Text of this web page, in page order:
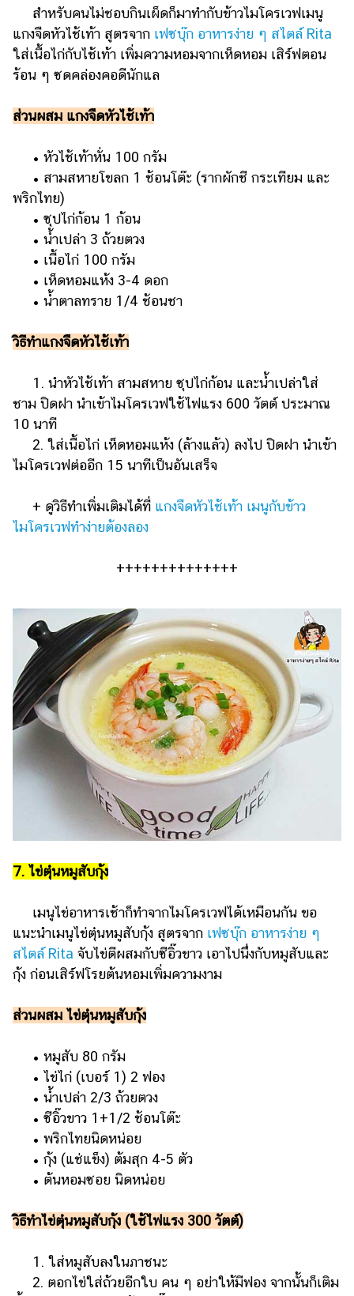
สำหรับคนไม่ชอบกินเผ็ดก็มาทำกับข้าวไมโครเวฟเมนู
แกงจืดหัวไช้เท้า สูตรจาก เฟซบุ๊ก อาหารง่าย ๆ สไตล์ Rita
ใส่เนื้อไก่กับไช้เท้า เพิ่มความหอมจากเห็ดหอม เสิร์ฟตอน
ร้อน ๆ ซดคล่องคอดีนักแล
ส่วนผสม แกงจืดหัวไช้เท้า
• หัวไช้เท้าหั่น 100 กรัม
• สามสหายโขลก 1 ช้อนโต๊ะ (รากผักชี กระเทียม และ
พริกไทย)
• ซุปไก่ก้อน 1 ก้อน
• น้ำเปล่า 3 ถ้วยตวง
• เนื้อไก่ 100 กรัม
• เห็ดหอมแห้ง 3-4 ดอก
• น้ำตาลทราย 1/4 ช้อนชา
วิธีทำแกงจืดหัวไช้เท้า
1. นำหัวไช้เท้า สามสหาย ซุปไก่ก้อน และน้ำเปล่าใส่
ชาม ปิดฝา นำเข้าไมโครเวฟใช้ไฟแรง 600 วัตต์ ประมาณ
10 นาที
2. ใส่เนื้อไก่ เห็ดหอมแห้ง (ล้างแล้ว) ลงไป ปิดฝา นำเข้า
ไมโครเวฟต่ออีก 15 นาทีเป็นอันเสร็จ
+ ดูวิธีทำเพิ่มเติมได้ที่ แกงจืดหัวไช้เท้า เมนูกับข้าว
ไมโครเวฟทำง่ายต้องลอง
++++++++++++++
7. ไข่ตุ๋นหมูสับกุ้ง
เมนูไข่อาหารเช้าก็ทำจากไมโครเวฟได้เหมือนกัน ขอ
แนะนำเมนูไข่ตุ๋นหมูสับกุ้ง สูตรจาก เฟซบุ๊ก อาหารง่าย ๆ
สไตล์ Rita จับไข่ตีผสมกับซีอิ๊วขาว เอาไปนึ่งกับหมูสับและ
กุ้ง ก่อนเสิร์ฟโรยต้นหอมเพิ่มความงาม
ส่วนผสม ไข่ตุ๋นหมูสับกุ้ง
• หมูสับ 80 กรัม
• ไข่ไก่ (เบอร์ 1) 2 ฟอง
• น้ำเปล่า 2/3 ถ้วยตวง
• ซีอิ๊วขาว 1+1/2 ช้อนโต๊ะ
• พริกไทยนิดหน่อย
• กุ้ง (แช่แข็ง) ต้มสุก 4-5 ตัว
• ต้นหอมซอย นิดหน่อย
วิธีทำไข่ตุ๋นหมูสับกุ้ง (ใช้ไฟแรง 300 วัตต์)
1. ใส่หมูสับลงในภาชนะ
2. ตอกไข่ใส่ถ้วยอีกใบ คน ๆ อย่าให้มีฟอง จากนั้นก็เติม